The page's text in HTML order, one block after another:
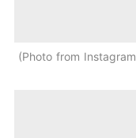
Photo from Instagram